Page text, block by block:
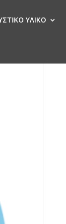
ΥΛΙΚΟ